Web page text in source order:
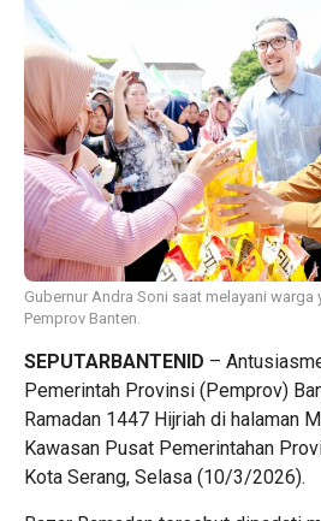
Gubernur Andra Soni saat melayani warga
Pemprov Banten.
SEPUTARBANTENID –
Pemerintah Provinsi (Pemprov)
Ramadan 1447 Hijriah di halaman
Kawasan Pusat Pemerintahan
Kota Serang, Selasa (10/3/2026).